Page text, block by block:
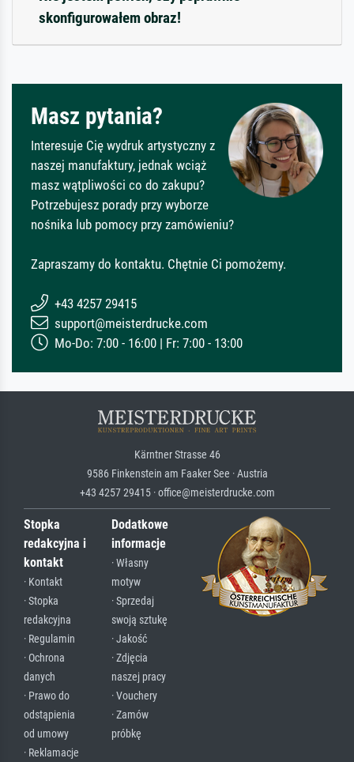
skonfigurowałem obraz!
Masz pytania?
Interesuje Cię wydruk artystyczny z
naszej manufaktury, jednak wciąż
masz wątpliwości co do zakupu?
Potrzebujesz porady przy wyborze
nośnika lub pomocy przy zamówieniu?
Zapraszamy do kontaktu. Chętnie Ci pomożemy.
+43 4257 29415
support@meisterdrucke.com
Mo-Do: 7:00 - 16:00 | Fr: 7:00 - 13:00
Kärntner Strasse 46
9586 Finkenstein am Faaker See · Austria
+43 4257 29415 · office@meisterdrucke.com
Stopka
redakcyjna i
kontakt
· Kontakt
· Stopka
redakcyjna
· Regulamin
· Ochrona
danych
· Prawo do
odstąpienia
od umowy
· Reklamacje
Dodatkowe
informacje
· Własny
motyw
· Sprzedaj
swoją sztukę
· Jakość
· Zdjęcia
naszej pracy
· Vouchery
· Zamów
próbkę